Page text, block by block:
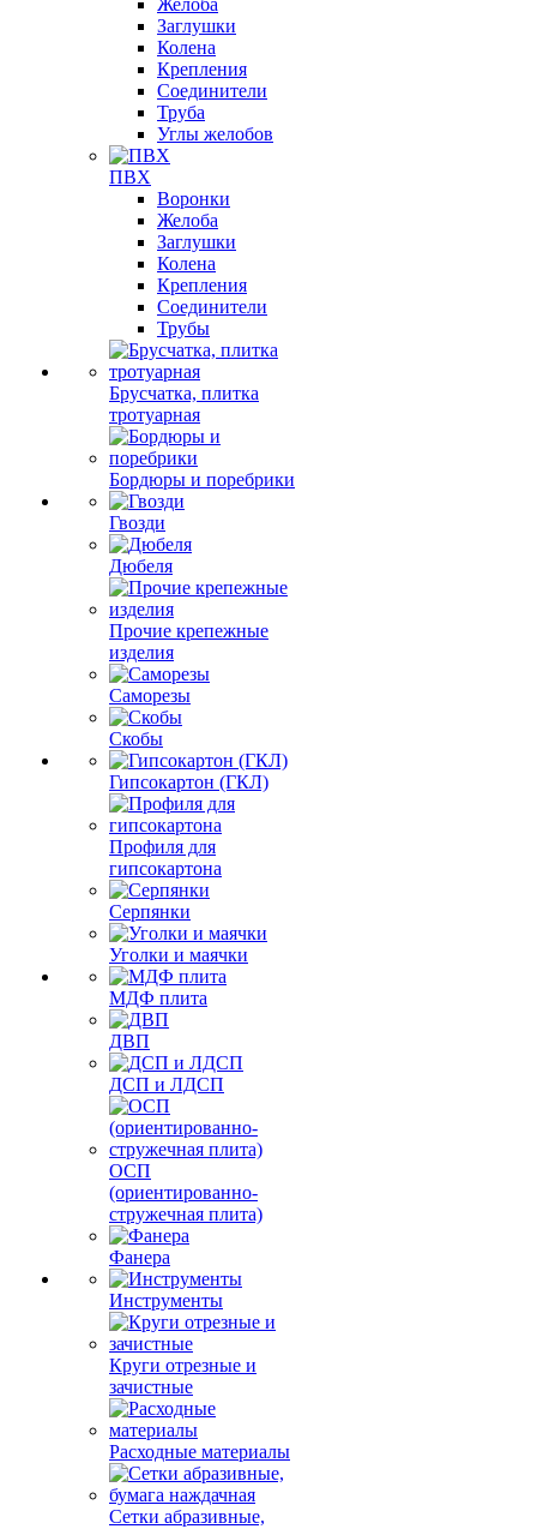
Желоба
Заглушки
Колена
Крепления
Соединители
Труба
Углы желобов
ПВХ
Воронки
Желоба
Заглушки
Колена
Крепления
Соединители
Трубы
Брусчатка, плитка
тротуарная
Бордюры и поребрики
Гвозди
Дюбеля
Прочие крепежные
изделия
Саморезы
Скобы
Гипсокартон (ГКЛ)
Профиля для
гипсокартона
Серпянки
Уголки и маячки
МДФ плита
ДВП
ДСП и ЛДСП
ОСП
(ориентированно-
стружечная плита)
Фанера
Инструменты
Круги отрезные и
зачистные
Расходные материалы
Сетки абразивные,